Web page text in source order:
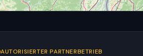
AUTORISIERTER PARTNERBETRIEB